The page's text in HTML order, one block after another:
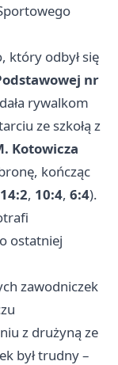
który odbył się
nr
rywalkom
ze szkołą z
Kotowicza
kończąc
14:2, 10:4, 6:4).
ostatniej
zawodniczek
z drużyną ze
był trudny –